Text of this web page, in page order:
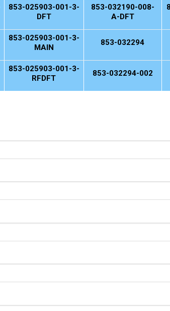
853-025903-001-3-
DFT
853-032190-008-
A-DFT
853-025903-001-3-
MAIN
853-032294
853-025903-001-3-
RFDFT
853-032294-002